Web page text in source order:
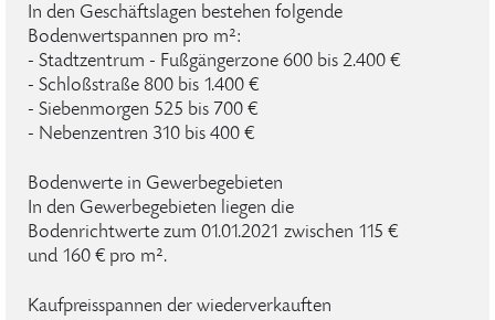
In den Geschäftslagen bestehen folgende
Bodenwertspannen pro m²:
- Stadtzentrum - Fußgängerzone 600 bis 2.400 €
- Schloßstraße 800 bis 1.400 €
- Siebenmorgen 525 bis 700 €
- Nebenzentren 310 bis 400 €
Bodenwerte in Gewerbegebieten
In den Gewerbegebieten liegen die
Bodenrichtwerte zum 01.01.2021 zwischen 115 €
und 160 € pro m².
Kaufpreisspannen der wiederverkauften